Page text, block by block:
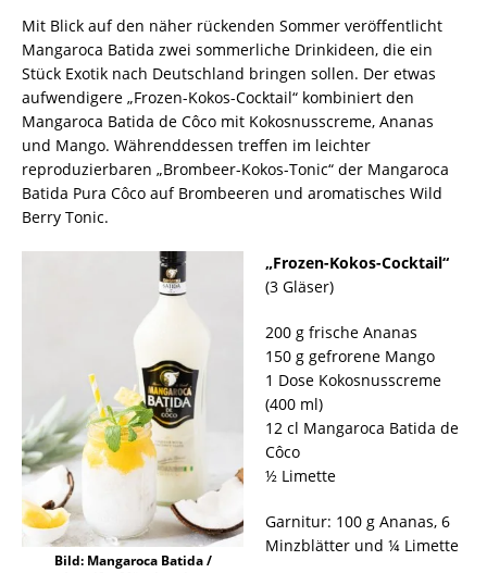
Mit Blick auf den näher rückenden Sommer veröffentlicht
Mangaroca Batida zwei sommerliche Drinkideen, die ein
Stück Exotik nach Deutschland bringen sollen. Der etwas
aufwendigere „Frozen-Kokos-Cocktail“ kombiniert den
Mangaroca Batida de Côco mit Kokosnusscreme, Ananas
und Mango. Währenddessen treffen im leichter
reproduzierbaren „Brombeer-Kokos-Tonic“ der Mangaroca
Batida Pura Côco auf Brombeeren und aromatisches Wild
Berry Tonic.
Bild: Mangaroca Batida /
„Frozen-Kokos-Cocktail“
(3 Gläser)
200 g frische Ananas
150 g gefrorene Mango
1 Dose Kokosnusscreme
(400 ml)
12 cl Mangaroca Batida de
Côco
½ Limette
Garnitur: 100 g Ananas, 6
Minzblätter und ¼ Limette